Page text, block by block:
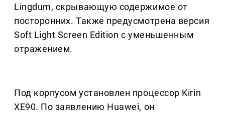
Lingdum, скрывающую содержимое от
посторонних. Также предусмотрена версия
Soft Light Screen Edition с уменьшенным
отражением.
Под корпусом установлен процессор Kirin
XE90. По заявлению Huawei, он